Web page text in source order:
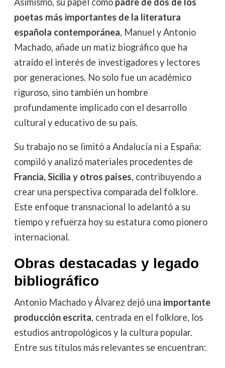
poetas más importantes de la literatura
española contemporánea, Manuel y Antonio
Machado, añade un matiz biográfico que ha
atraído el interés de investigadores y lectores
por generaciones. No solo fue un académico
riguroso, sino también un hombre
profundamente implicado con el desarrollo
cultural y educativo de su país.
Su trabajo no se limitó a Andalucía ni a España:
compiló y analizó materiales procedentes de
Francia, Sicilia y otros países, contribuyendo a
crear una perspectiva comparada del folklore.
Este enfoque transnacional lo adelantó a su
tiempo y refuerza hoy su estatura como pionero
internacional.
Obras destacadas y legado
bibliográfico
Antonio Machado y Álvarez dejó una importante
producción escrita, centrada en el folklore, los
estudios antropológicos y la cultura popular.
Entre sus títulos más relevantes se encuentran: